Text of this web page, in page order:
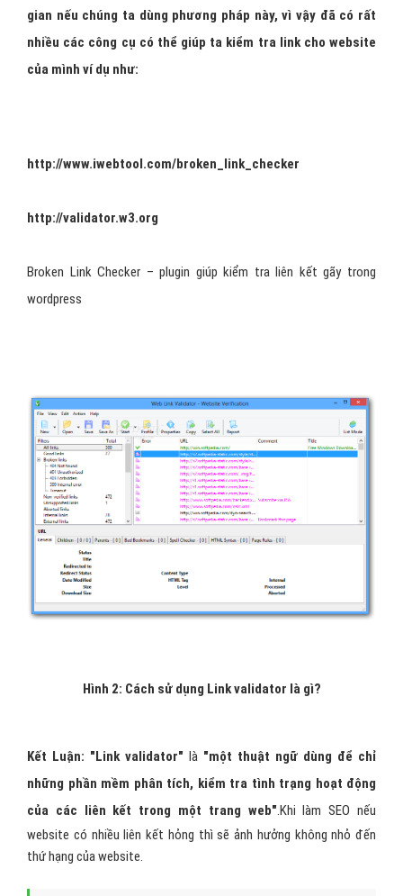
gian nếu chúng ta dùng phương pháp này, vì vậy đã có rất
nhiều các công cụ có thể giúp ta kiểm tra link cho website
của mình ví dụ như:
http://www.iwebtool.com/broken_link_checker
http://validator.w3.org
Broken Link Checker – plugin giúp kiểm tra liên kết gãy trong
wordpress
Hình 2: Cách sử dụng Link validator là gì?
Kết Luận: "Link validator" là "một thuật ngữ dùng để chỉ
những phần mềm phân tích, kiểm tra tình trạng hoạt động
của các liên kết trong một trang web".Khi làm SEO nếu
website có nhiều liên kết hỏng thì sẽ ảnh hưởng không nhỏ đến
thứ hạng của website.